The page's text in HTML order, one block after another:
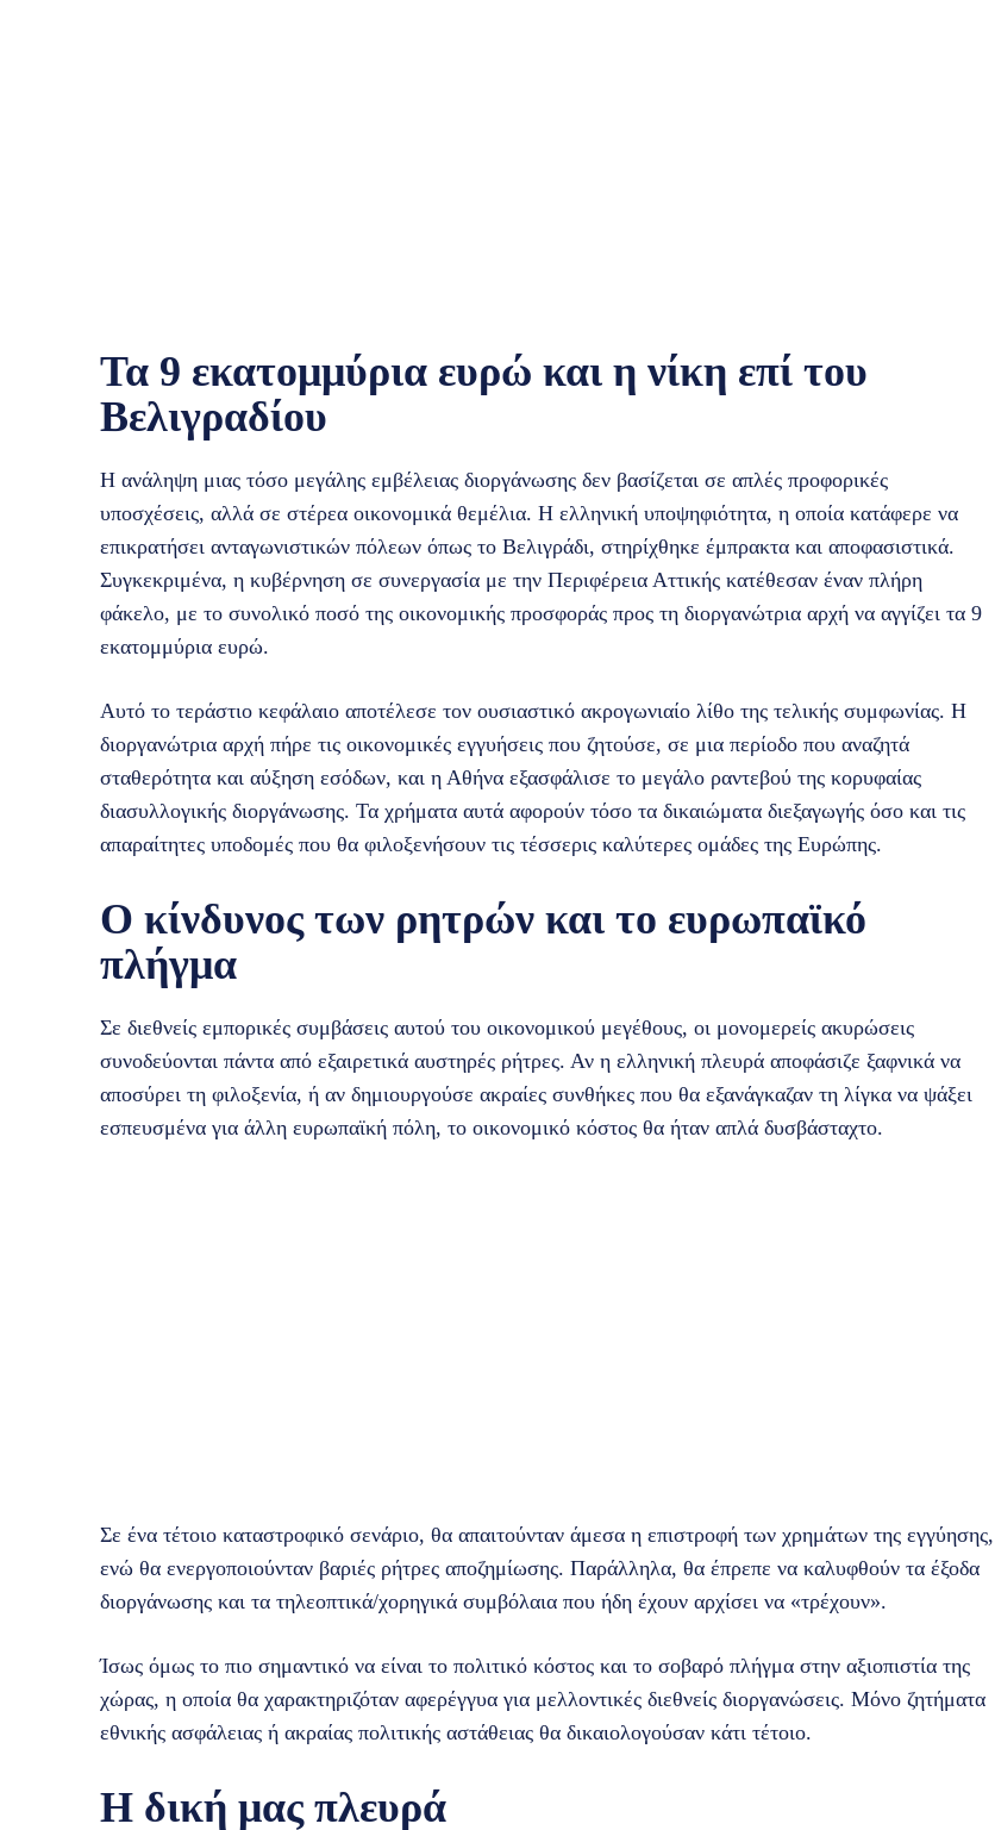
Τα 9 εκατομμύρια ευρώ και η νίκη επί του
Βελιγραδίου
Η ανάληψη μιας τόσο μεγάλης εμβέλειας διοργάνωσης δεν βασίζεται σε απλές προφορικές
υποσχέσεις, αλλά σε στέρεα οικονομικά θεμέλια. Η ελληνική υποψηφιότητα, η οποία κατάφερε να
επικρατήσει ανταγωνιστικών πόλεων όπως το Βελιγράδι, στηρίχθηκε έμπρακτα και αποφασιστικά.
Συγκεκριμένα, η κυβέρνηση σε συνεργασία με την Περιφέρεια Αττικής κατέθεσαν έναν πλήρη
φάκελο, με το συνολικό ποσό της οικονομικής προσφοράς προς τη διοργανώτρια αρχή να αγγίζει τα 9
εκατομμύρια ευρώ.
Αυτό το τεράστιο κεφάλαιο αποτέλεσε τον ουσιαστικό ακρογωνιαίο λίθο της τελικής συμφωνίας. Η
διοργανώτρια αρχή πήρε τις οικονομικές εγγυήσεις που ζητούσε, σε μια περίοδο που αναζητά
σταθερότητα και αύξηση εσόδων, και η Αθήνα εξασφάλισε το μεγάλο ραντεβού της κορυφαίας
διασυλλογικής διοργάνωσης. Τα χρήματα αυτά αφορούν τόσο τα δικαιώματα διεξαγωγής όσο και τις
απαραίτητες υποδομές που θα φιλοξενήσουν τις τέσσερις καλύτερες ομάδες της Ευρώπης.
Ο κίνδυνος των ρητρών και το ευρωπαϊκό
πλήγμα
Σε διεθνείς εμπορικές συμβάσεις αυτού του οικονομικού μεγέθους, οι μονομερείς ακυρώσεις
συνοδεύονται πάντα από εξαιρετικά αυστηρές ρήτρες. Αν η ελληνική πλευρά αποφάσιζε ξαφνικά να
αποσύρει τη φιλοξενία, ή αν δημιουργούσε ακραίες συνθήκες που θα εξανάγκαζαν τη λίγκα να ψάξει
εσπευσμένα για άλλη ευρωπαϊκή πόλη, το οικονομικό κόστος θα ήταν απλά δυσβάσταχτο.
Σε ένα τέτοιο καταστροφικό σενάριο, θα απαιτούνταν άμεσα η επιστροφή των χρημάτων της εγγύησης,
ενώ θα ενεργοποιούνταν βαριές ρήτρες αποζημίωσης. Παράλληλα, θα έπρεπε να καλυφθούν τα έξοδα
διοργάνωσης και τα τηλεοπτικά/χορηγικά συμβόλαια που ήδη έχουν αρχίσει να «τρέχουν».
Ίσως όμως το πιο σημαντικό να είναι το πολιτικό κόστος και το σοβαρό πλήγμα στην αξιοπιστία της
χώρας, η οποία θα χαρακτηριζόταν αφερέγγυα για μελλοντικές διεθνείς διοργανώσεις. Μόνο ζητήματα
εθνικής ασφάλειας ή ακραίας πολιτικής αστάθειας θα δικαιολογούσαν κάτι τέτοιο.
Η δική μας πλευρά